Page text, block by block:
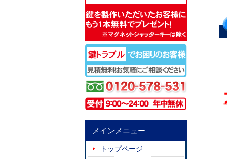
メインメニュー
トップページ